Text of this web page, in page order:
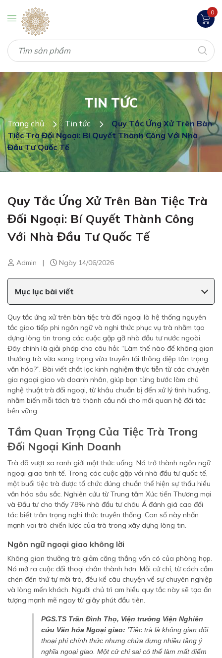
0
TIN TỨC
Trang chủ Tin tức
Quy Tắc Ứng Xử Trên Bàn
Tiệc Trà Đối Ngoại: Bí Quyết Thành Công Với Nhà
Đầu Tư Quốc Tế
Quy Tắc Ứng Xử Trên Bàn Tiệc Trà
Đối Ngoại: Bí Quyết Thành Công
Với Nhà Đầu Tư Quốc Tế
Admin | Ngày 14/06/2026
Mục lục bài viết
Quy tắc ứng xử trên bàn tiệc trà đối ngoại là hệ thống nguyên
tắc giao tiếp phi ngôn ngữ và nghi thức phục vụ trà nhằm tạo
dựng lòng tin trong các cuộc gặp gỡ nhà đầu tư nước ngoài.
Đây chính là giải pháp cho câu hỏi: “Làm thế nào để không gian
thưởng trà vừa sang trọng vừa truyền tải thông điệp tôn trọng
văn hóa?”. Bài viết chắt lọc kinh nghiệm thực tiễn từ các chuyên
gia ngoại giao và doanh nhân, giúp bạn từng bước làm chủ
nghệ thuật trà đối ngoại, từ khâu chuẩn bị đến xử lý tình huống,
nhằm biến mỗi tách trà thành cầu nối cho mối quan hệ đối tác
bền vững.
Tầm Quan Trọng Của Tiệc Trà Trong
Đối Ngoại Kinh Doanh
Trà đã vượt xa ranh giới một thức uống. Nó trở thành ngôn ngữ
ngoại giao tinh tế. Trong các cuộc gặp với nhà đầu tư quốc tế,
một buổi tiệc trà được tổ chức đúng chuẩn thể hiện sự thấu hiểu
văn hóa sâu sắc. Nghiên cứu từ Trung tâm Xúc tiến Thương mại
và Đầu tư cho thấy 78% nhà đầu tư châu Á đánh giá cao đối
tác biết trân trọng nghi thức truyền thống. Con số này nhấn
mạnh vai trò chiến lược của trà trong xây dựng lòng tin.
Ngôn ngữ ngoại giao không lời
Không gian thưởng trà giảm căng thẳng vốn có của phòng họp.
Nó mở ra cuộc đối thoại chân thành hơn. Mỗi cử chỉ, từ cách cầm
chén đến thứ tự mời trà, đều kể câu chuyện về sự chuyên nghiệp
và lòng mến khách. Người chủ trì am hiểu quy tắc này sẽ tạo ấn
tượng mạnh mẽ ngay từ giây phút đầu tiên.
PGS.TS Trần Đình Thọ, Viện trưởng Viện Nghiên
cứu Văn hóa Ngoại giao: 'Tiệc trà là không gian đối
thoại phi chính thức nhưng chứa đựng nhiều tầng ý
nghĩa ngoại giao. Một cử chỉ sai có thể làm mất điểm